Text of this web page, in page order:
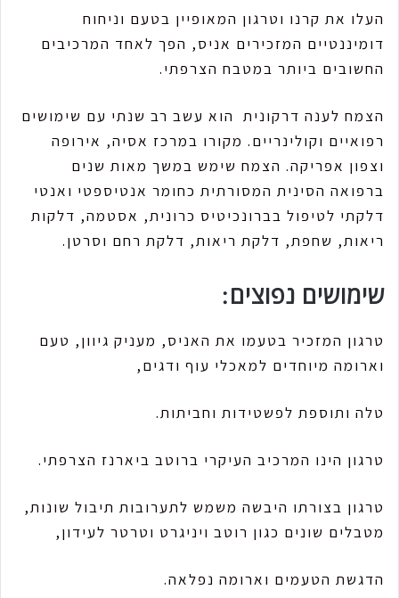
העלו את קרנו וטרגון המאופיין בטעם וניחוח
דומיננטיים המזכירים אניס, הפך לאחד המרכיבים
החשובים ביותר במטבח הצרפתי.
הצמח לענה דרקונית הוא עשב רב שנתי עם שימושים
רפואיים וקולינריים. מקורו במרכז אסיה, אירופה
וצפון אפריקה. הצמח שימש במשך מאות שנים
ברפואה הסינית המסורתית כחומר אנטיספטי ואנטי
דלקתי לטיפול בברונכיטיס כרונית, אסטמה, דלקות
ריאות, שחפת, דלקת ריאות, דלקת רחם וסרטן.
שימושים נפוצים:
טרגון המזכיר בטעמו את האניס, מעניק גיוון, טעם
וארומה מיוחדים למאכלי עוף ודגים,
טלה ותוספת לפשטידות וחביתות.
טרגון הינו המרכיב העיקרי ברוטב ביארנז הצרפתי.
טרגון בצורתו היבשה משמש לתערובות תיבול שונות,
מטבלים שונים כגון רוטב ויניגרט וטרטר לעידון,
הדגשת הטעמים וארומה נפלאה.